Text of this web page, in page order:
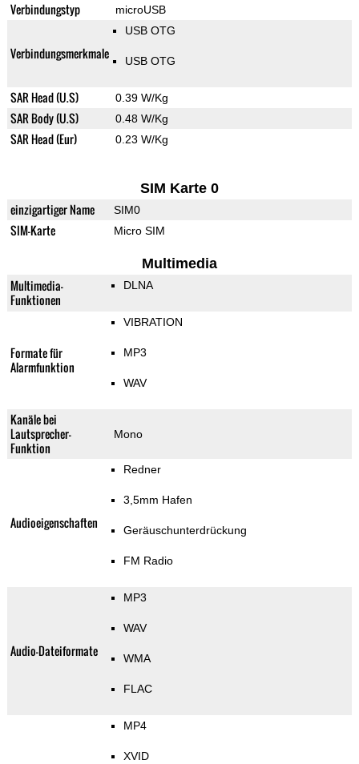
Verbindungstyp microUSB
Verbindungsmerkmale
USB OTG
USB OTG
SAR Head (U.S) 0.39 W/Kg
SAR Body (U.S) 0.48 W/Kg
SAR Head (Eur) 0.23 W/Kg
SIM Karte 0
einzigartiger Name SIM0
SIM-Karte Micro SIM
Multimedia
Multimedia-
Funktionen
DLNA
Formate für
Alarmfunktion
VIBRATION
MP3
WAV
Kanäle bei
Lautsprecher-
Funktion
Mono
Audioeigenschaften
Redner
3,5mm Hafen
Geräuschunterdrückung
FM Radio
Audio-Dateiformate
MP3
WAV
WMA
FLAC
MP4
XVID